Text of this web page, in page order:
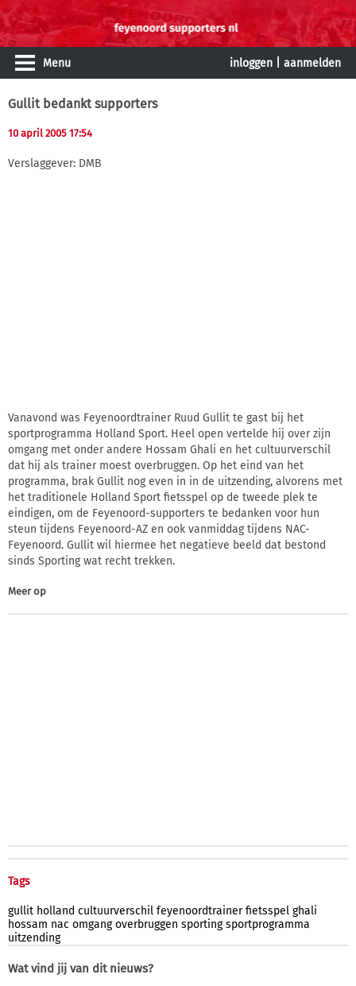
Menu inloggen aanmelden
Gullit bedankt supporters
10 april 2005 17:54
Verslaggever: DMB
Vanavond was Feyenoordtrainer Ruud Gullit te gast bij het
sportprogramma Holland Sport. Heel open vertelde hij over zijn
omgang met onder andere Hossam Ghali en het cultuurverschil
dat hij als trainer moest overbruggen. Op het eind van het
programma, brak Gullit nog even in in de uitzending, alvorens met
het traditionele Holland Sport fietsspel op de tweede plek te
eindigen, om de Feyenoord-supporters te bedanken voor hun
steun tijdens Feyenoord-AZ en ook vanmiddag tijdens NAC-
Feyenoord. Gullit wil hiermee het negatieve beeld dat bestond
sinds Sporting wat recht trekken.
Meer op
Tags
gullit holland cultuurverschil feyenoordtrainer fietsspel ghali
hossam nac omgang overbruggen sporting sportprogramma
uitzending
Wat vind jij van dit nieuws?